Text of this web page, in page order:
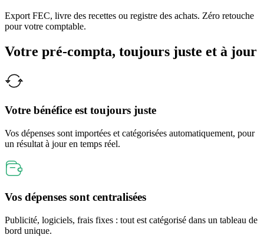
Export FEC, livre des recettes ou registre des achats. Zéro retouche
pour votre comptable.
Votre pré-compta, toujours juste et à jour
Votre bénéfice est toujours juste
Vos dépenses sont importées et catégorisées automatiquement, pour
un résultat à jour en temps réel.
Vos dépenses sont centralisées
Publicité, logiciels, frais fixes : tout est catégorisé dans un tableau de
bord unique.